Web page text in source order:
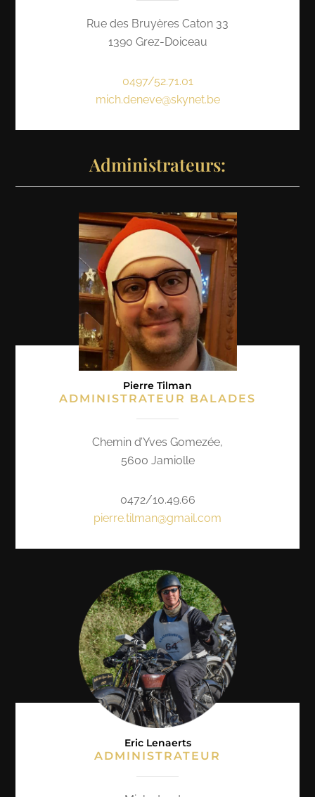
Rue des Bruyères Caton 33
1390 Grez-Doiceau
0497/52.71.01
mich.deneve@skynet.be
Administrateurs:
Pierre Tilman
ADMINISTRATEUR BALADES
Chemin d’Yves Gomezée,
5600 Jamiolle
0472/10.49.66
pierre.tilman@gmail.com
Eric Lenaerts
ADMINISTRATEUR